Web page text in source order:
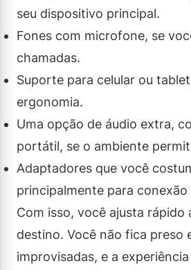
seu dispositivo principal.
Fones com microfone, se
chamadas.
Suporte para celular ou
ergonomia.
Uma opção de áudio extra,
portátil, se o ambiente
Adaptadores que você
principalmente para conexão
Com isso, você ajusta rápido
destino. Você não fica preso
improvisadas, e a